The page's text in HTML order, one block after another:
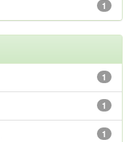
1
1
1
1